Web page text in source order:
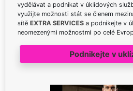
vydělávat a podnikat v úklidových
využijte možnosti stát se členem
sítě EXTRA SERVICES a podnikejte v
neomezenými možnostmi po celé
Podnikejte v